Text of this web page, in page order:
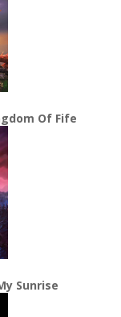
Of Fife
Sunrise